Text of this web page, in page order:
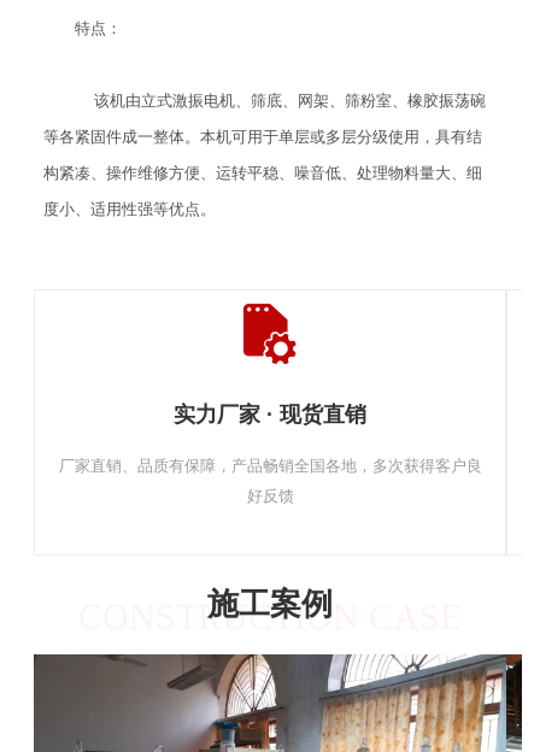
特点：
该机由立式激振电机、筛底、网架、筛粉室、橡胶振荡碗
等各紧固件成一整体。本机可用于单层或多层分级使用，具有结
构紧凑、操作维修方便、运转平稳、噪音低、处理物料量大、细
度小、适用性强等优点。
实力厂家 · 现货直销
厂家直销、品质有保障，产品畅销全国各地，多次获得客户良
好反馈
施工案例
CONSTRUCTION CASE